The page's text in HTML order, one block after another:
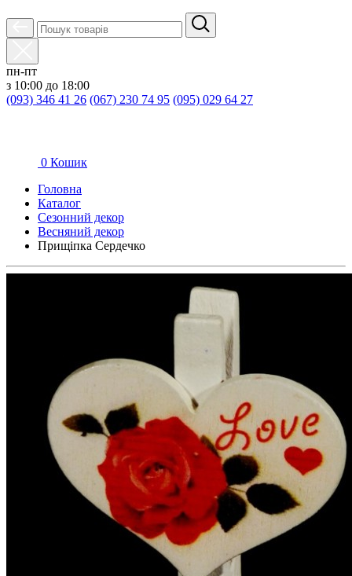
пн-пт
з 10:00 до 18:00
(093) 346 41 26 (067) 230 74 95 (095) 029 64 27
0 Кошик
Головна
Каталог
Сезонний декор
Весняний декор
Прищіпка Сердечко